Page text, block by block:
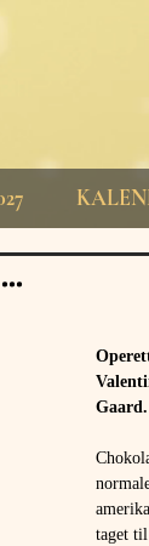
Gaard.
taget